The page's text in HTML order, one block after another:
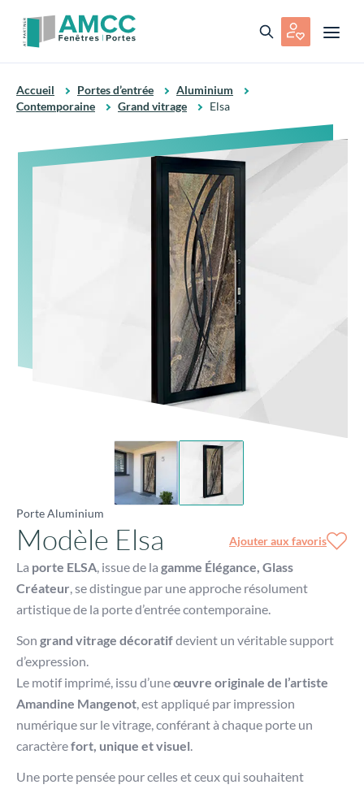
Accueil Portes d’entrée
Aluminium
Contemporaine
Grand vitrage Elsa
Porte Aluminium
Modèle Elsa Ajouter aux favoris
La porte ELSA, issue de la gamme Élégance, Glass
Créateur, se distingue par une approche résolument
artistique de la porte d’entrée contemporaine.
Son grand vitrage décoratifdevient un véritable support
d’expression.
Le motif imprimé, issu d’uneœuvre originale de l’artiste
Amandine Mangenot, est appliqué par impression
numérique sur le vitrage, conférant à chaque porte un
caractèrefort, unique et visuel.
Une porte pensée pour celles et ceux qui souhaitent